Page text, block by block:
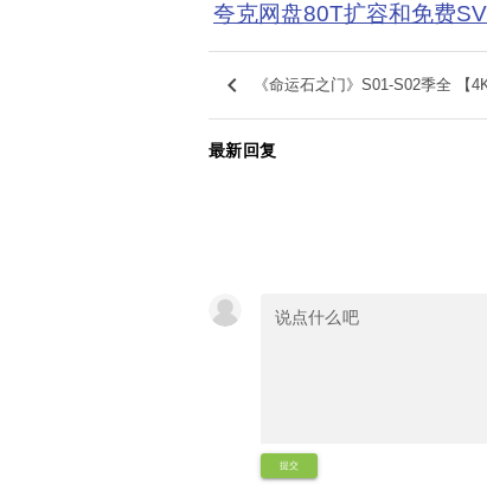
夸克网盘80T扩容和免费
keyboard_arrow_left 《命运石之门》S01-S02季全 【
最新回复
提交